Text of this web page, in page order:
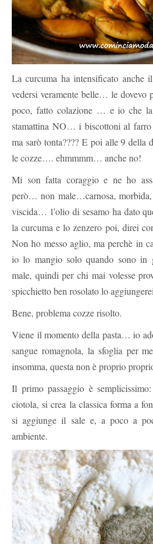
La curcuma ha intensificato anche
vedersi veramente belle… le dovevo
poco, fatto colazione … e io che la
stamattina NO… i biscottoni al
ma sarò tonta???? E poi alle 9 della
le cozze…. ehmmmm… anche no!
Mi son fatta coraggio e ne ho
però… non male…carnosa,
viscida… l’olio di sesamo ha dato
la curcuma e lo zenzero poi, direi
Non ho messo aglio, ma perchè in
io lo mangio solo quando sono in
male, quindi per chi mai volesse
spicchietto ben rosolato lo
Bene, problema cozze risolto.
Viene il momento della pasta… io
sangue romagnola, la sfoglia per
insomma, questa non è proprio
Il primo passaggio è
ciotola, si crea la classica forma a
si aggiunge il sale e, a poco a
ambiente.